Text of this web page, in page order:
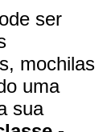
ser
mochilas
uma
sua